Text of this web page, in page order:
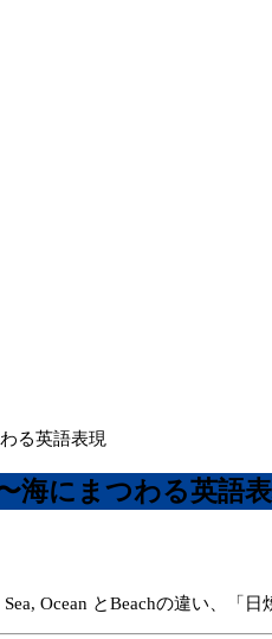
る英語表現
海にまつわる英語
Ocean とBeachの違い、「